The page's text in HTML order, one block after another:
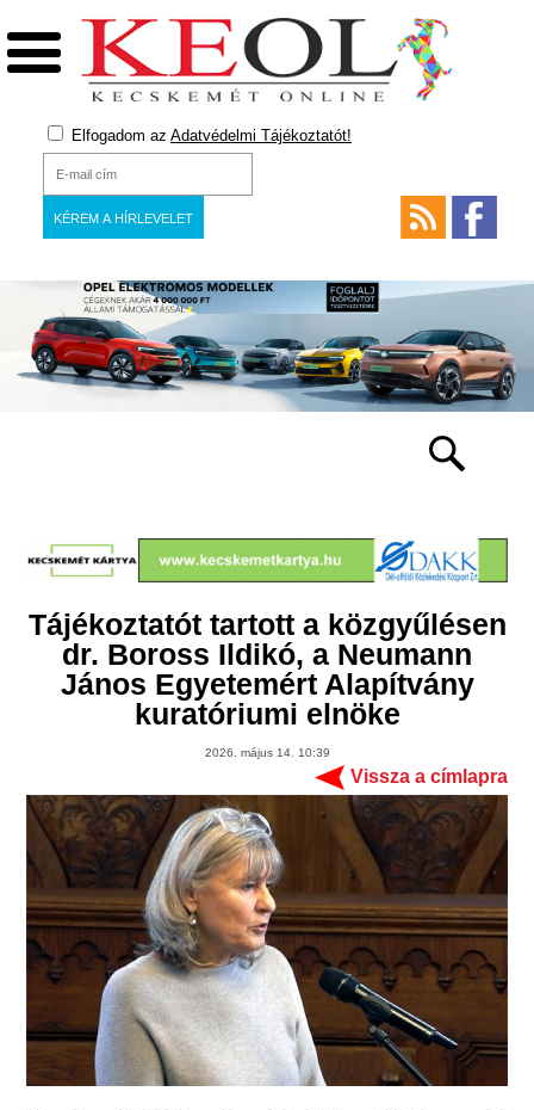
Elfogadom az Adatvédelmi Tájékoztatót!
Tájékoztatót tartott a közgyűlésen
dr. Boross Ildikó, a Neumann
János Egyetemért Alapítvány
kuratóriumi elnöke
2026. május 14. 10:39
Vissza a címlapra